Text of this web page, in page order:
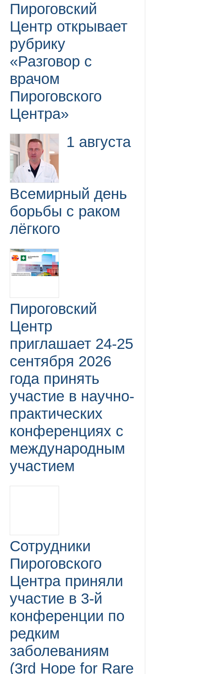
Пироговский
Центр открывает
рубрику
«Разговор с
врачом
Пироговского
Центра»
1 августа
Всемирный день
борьбы с раком
лёгкого
Пироговский
Центр
приглашает 24-25
сентября 2026
года принять
участие в научно-
практических
конференциях с
международным
участием
Сотрудники
Пироговского
Центра приняли
участие в 3-й
конференции по
редким
заболеваниям
(3rd Hope for Rare